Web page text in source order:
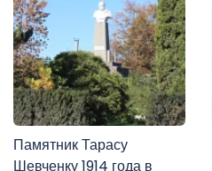
Памятник Тарасу
Шевченку 1914 года в